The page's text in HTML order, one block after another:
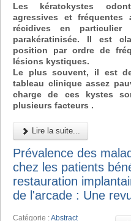
Les kératokystes
agressives et
récidives en particulier
parakératinisée. Il est
position par ordre de
lésions kystiques.
Le plus souvent, il est
tableau clinique assez
charge de ces kystes
plusieurs facteurs .
Lire la suite...
Prévalence des
chez les patients
restauration
de l'arcade : Une
Catégorie :Abstract